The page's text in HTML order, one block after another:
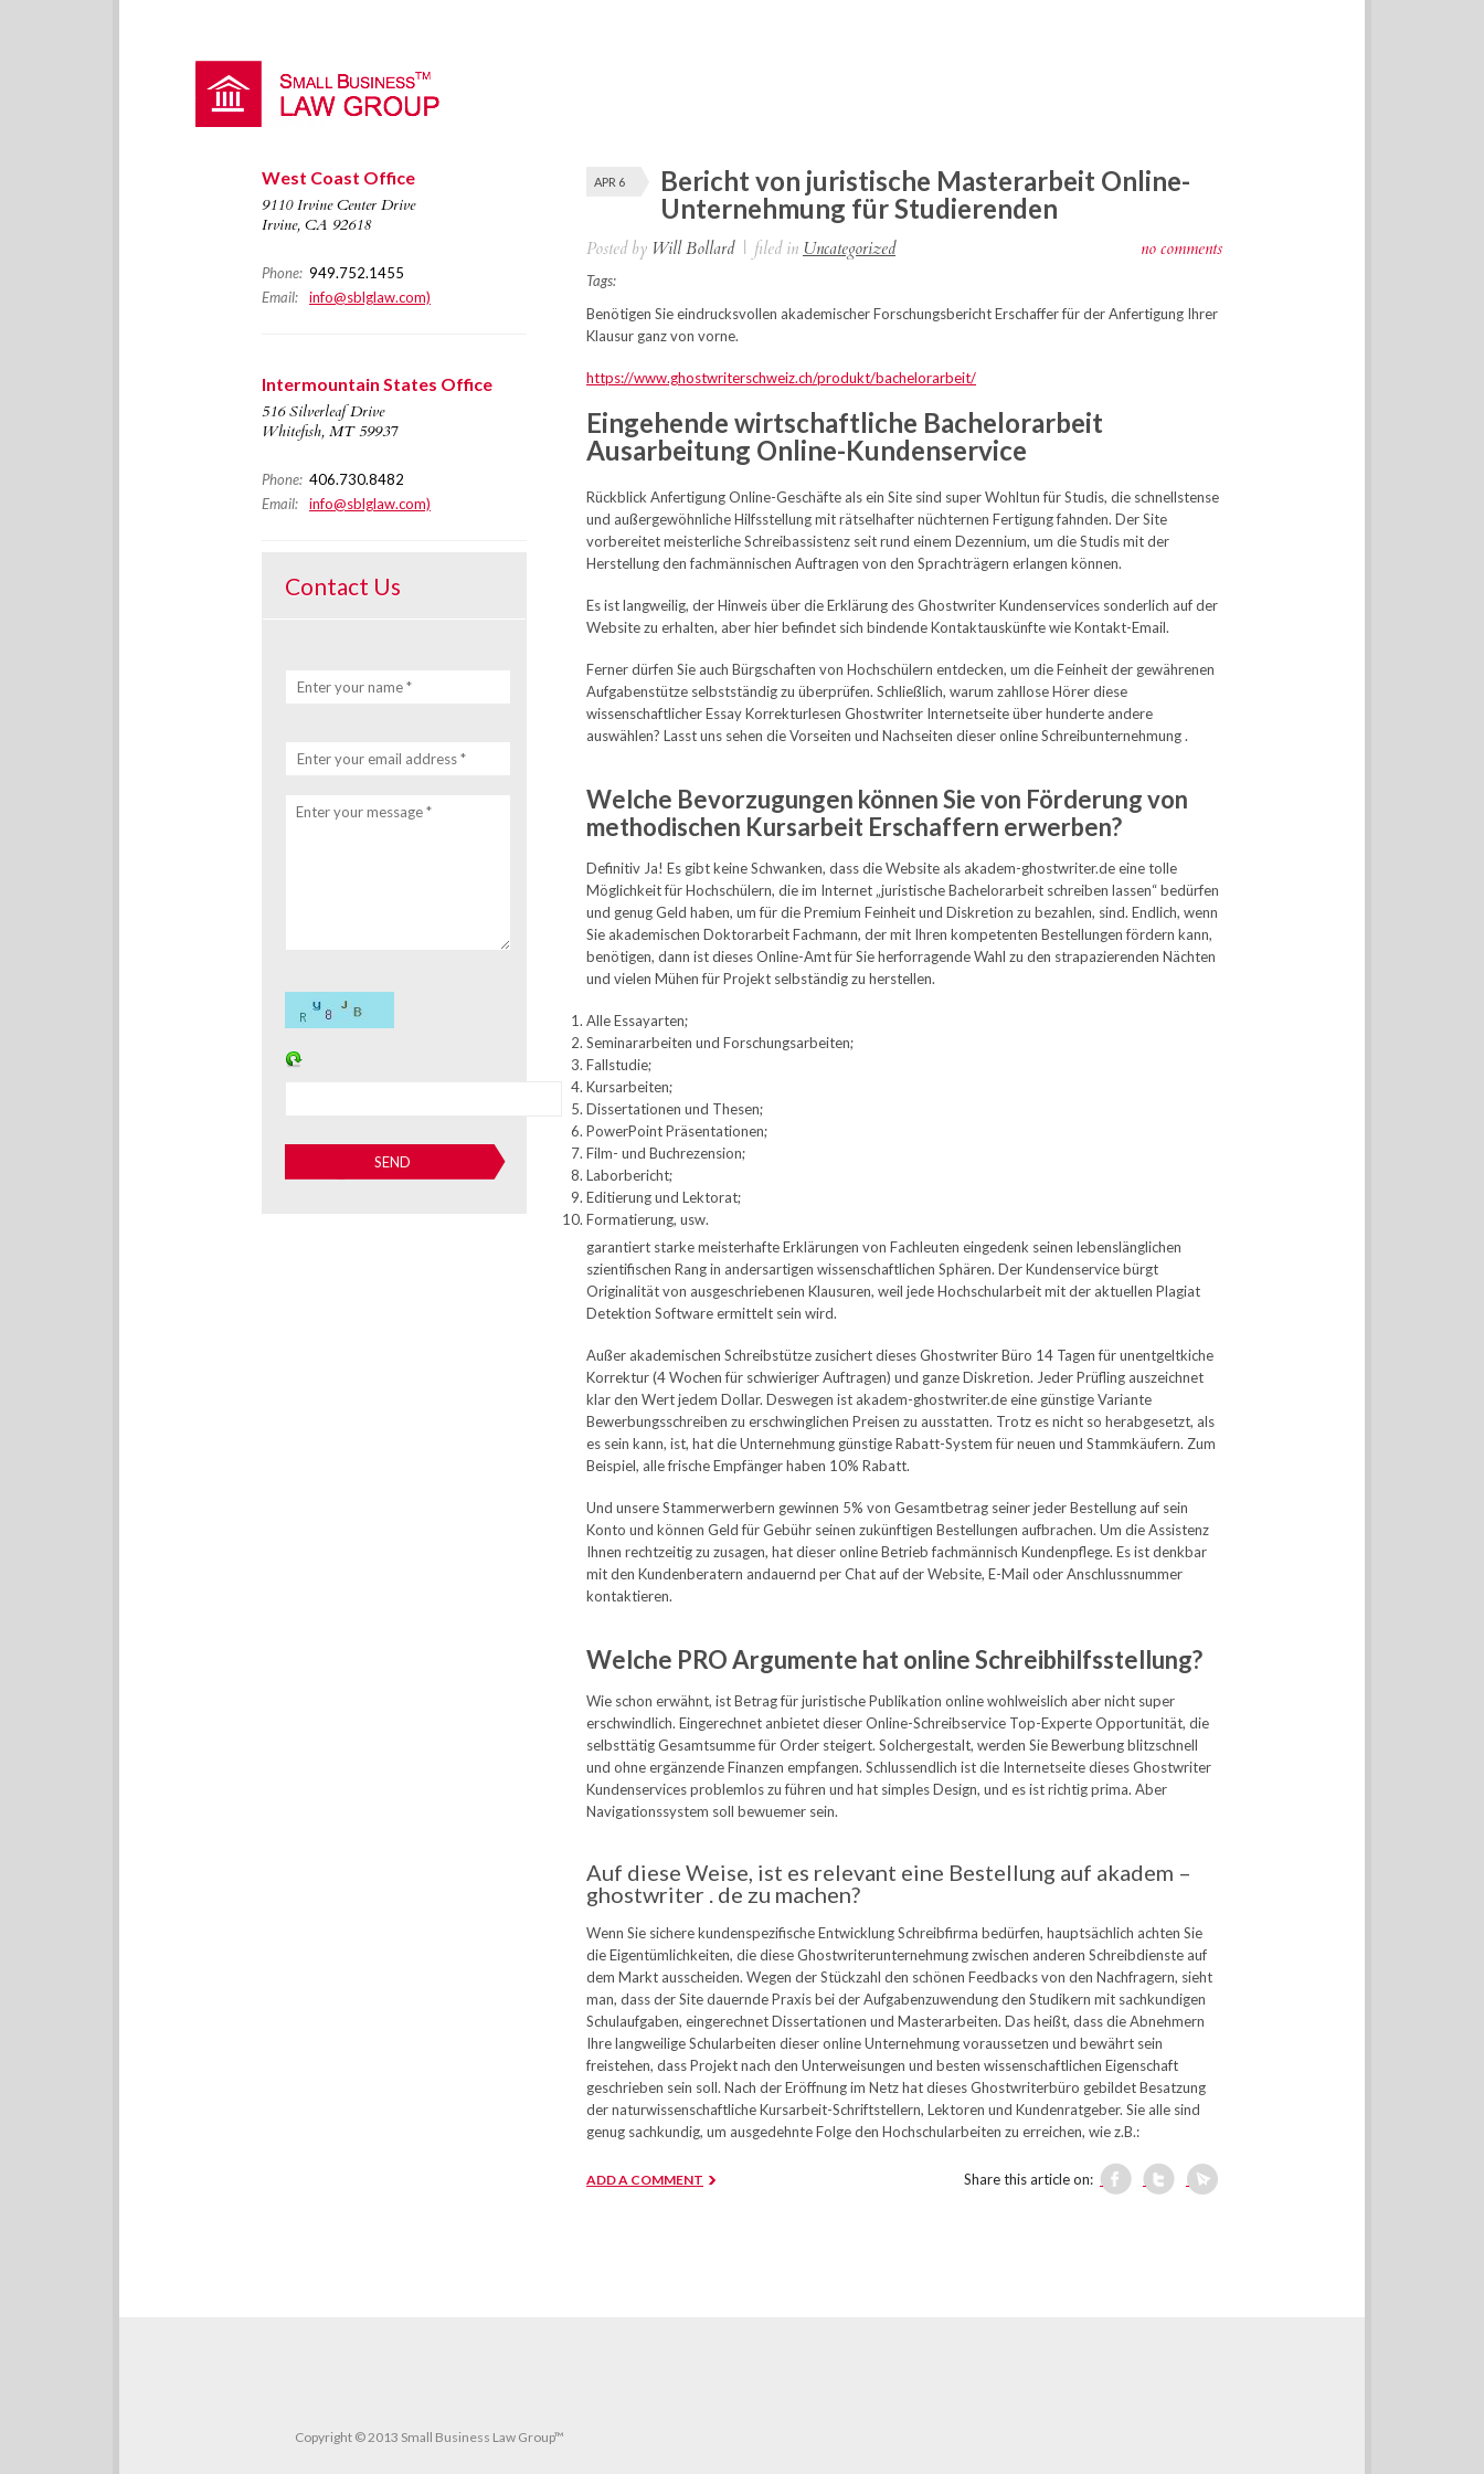
APR 6
Bericht von juristische Masterarbeit Online-
Unternehmung für Studierenden
Posted by Will Bollard | filed in Uncategorized no comments
Tags:
Benötigen Sie eindrucksvollen akademischer Forschungsbericht Erschaffer für der Anfertigung Ihrer
Klausur ganz von vorne.
https://www.ghostwriterschweiz.ch/produkt/bachelorarbeit/
Eingehende wirtschaftliche Bachelorarbeit
Ausarbeitung Online-Kundenservice
Rückblick Anfertigung Online-Geschäfte als ein Site sind super Wohltun für Studis, die schnellstense
und außergewöhnliche Hilfsstellung mit rätselhafter nüchternen Fertigung fahnden. Der Site
vorbereitet meisterliche Schreibassistenz seit rund einem Dezennium, um die Studis mit der
Herstellung den fachmännischen Auftragen von den Sprachträgern erlangen können.
Es ist langweilig, der Hinweis über die Erklärung des Ghostwriter Kundenservices sonderlich auf der
Website zu erhalten, aber hier befindet sich bindende Kontaktauskünfte wie Kontakt-Email.
Ferner dürfen Sie auch Bürgschaften von Hochschülern entdecken, um die Feinheit der gewährenen
Aufgabenstütze selbstständig zu überprüfen. Schließlich, warum zahllose Hörer diese
wissenschaftlicher Essay Korrekturlesen Ghostwriter Internetseite über hunderte andere
auswählen? Lasst uns sehen die Vorseiten und Nachseiten dieser online Schreibunternehmung .
Welche Bevorzugungen können Sie von Förderung von
methodischen Kursarbeit Erschaffern erwerben?
Definitiv Ja! Es gibt keine Schwanken, dass die Website als akadem-ghostwriter.de eine tolle
Möglichkeit für Hochschülern, die im Internet „juristische Bachelorarbeit schreiben lassen“ bedürfen
und genug Geld haben, um für die Premium Feinheit und Diskretion zu bezahlen, sind. Endlich, wenn
Sie akademischen Doktorarbeit Fachmann, der mit Ihren kompetenten Bestellungen fördern kann,
benötigen, dann ist dieses Online-Amt für Sie herforragende Wahl zu den strapazierenden Nächten
und vielen Mühen für Projekt selbständig zu herstellen.
Alle Essayarten;
Seminararbeiten und Forschungsarbeiten;
Fallstudie;
Kursarbeiten;
Dissertationen und Thesen;
PowerPoint Präsentationen;
Film- und Buchrezension;
Laborbericht;
Editierung und Lektorat;
Formatierung, usw.
garantiert starke meisterhafte Erklärungen von Fachleuten eingedenk seinen lebenslänglichen
szientifischen Rang in andersartigen wissenschaftlichen Sphären. Der Kundenservice bürgt
Originalität von ausgeschriebenen Klausuren, weil jede Hochschularbeit mit der aktuellen Plagiat
Detektion Software ermittelt sein wird.
Außer akademischen Schreibstütze zusichert dieses Ghostwriter Büro 14 Tagen für unentgeltkiche
Korrektur (4 Wochen für schwieriger Auftragen) und ganze Diskretion. Jeder Prüfling auszeichnet
klar den Wert jedem Dollar. Deswegen ist akadem-ghostwriter.de eine günstige Variante
Bewerbungsschreiben zu erschwinglichen Preisen zu ausstatten. Trotz es nicht so herabgesetzt, als
es sein kann, ist, hat die Unternehmung günstige Rabatt-System für neuen und Stammkäufern. Zum
Beispiel, alle frische Empfänger haben 10% Rabatt.
Und unsere Stammerwerbern gewinnen 5% von Gesamtbetrag seiner jeder Bestellung auf sein
Konto und können Geld für Gebühr seinen zukünftigen Bestellungen aufbrachen. Um die Assistenz
Ihnen rechtzeitig zu zusagen, hat dieser online Betrieb fachmännisch Kundenpflege. Es ist denkbar
mit den Kundenberatern andauernd per Chat auf der Website, E-Mail oder Anschlussnummer
kontaktieren.
Welche PRO Argumente hat online Schreibhilfsstellung?
Wie schon erwähnt, ist Betrag für juristische Publikation online wohlweislich aber nicht super
erschwindlich. Eingerechnet anbietet dieser Online-Schreibservice Top-Experte Opportunität, die
selbsttätig Gesamtsumme für Order steigert. Solchergestalt, werden Sie Bewerbung blitzschnell
und ohne ergänzende Finanzen empfangen. Schlussendlich ist die Internetseite dieses Ghostwriter
Kundenservices problemlos zu führen und hat simples Design, und es ist richtig prima. Aber
Navigationssystem soll bewuemer sein.
Auf diese Weise, ist es relevant eine Bestellung auf akadem –
ghostwriter . de zu machen?
Wenn Sie sichere kundenspezifische Entwicklung Schreibfirma bedürfen, hauptsächlich achten Sie
die Eigentümlichkeiten, die diese Ghostwriterunternehmung zwischen anderen Schreibdienste auf
dem Markt ausscheiden. Wegen der Stückzahl den schönen Feedbacks von den Nachfragern, sieht
man, dass der Site dauernde Praxis bei der Aufgabenzuwendung den Studikern mit sachkundigen
Schulaufgaben, eingerechnet Dissertationen und Masterarbeiten. Das heißt, dass die Abnehmern
Ihre langweilige Schularbeiten dieser online Unternehmung voraussetzen und bewährt sein
freistehen, dass Projekt nach den Unterweisungen und besten wissenschaftlichen Eigenschaft
geschrieben sein soll. Nach der Eröffnung im Netz hat dieses Ghostwriterbüro gebildet Besatzung
der naturwissenschaftliche Kursarbeit-Schriftstellern, Lektoren und Kundenratgeber. Sie alle sind
genug sachkundig, um ausgedehnte Folge den Hochschularbeiten zu erreichen, wie z.B.:
Share this article on:
ADD A COMMENT
West Coast Office
9110 Irvine Center Drive
Irvine, CA 92618
Phone: 949.752.1455
Email:
info@sblglaw.com)
Intermountain States Office
516 Silverleaf Drive
Whitefish, MT 59937
Phone: 406.730.8482
Email:
info@sblglaw.com)
Contact Us
Enter your name *
Enter your email address *
Enter your message *
Copyright © 2013 Small Business Law Group™